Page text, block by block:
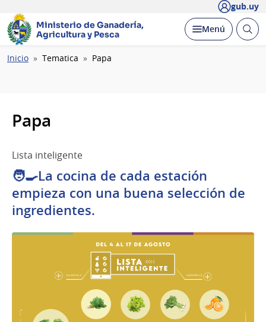
gub.uy
Ministerio de Ganadería,
Agricultura y Pesca
Desplegar
Menú Abrir
Ruta
Inicio Tematica Papa
Papa
Lista inteligente
🧑‍🍳La cocina de cada estación
empieza con una buena selección de
ingredientes.